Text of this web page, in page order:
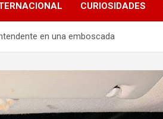
CURIOSIDADES
en una emboscada